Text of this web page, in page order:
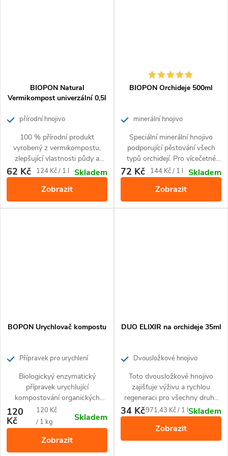
BIOPON Natural
Vermikompost univerzální 0,5l
přírodní hnojivo
100 % přírodní produkt
vyrobený z vermikompostu,
zlepšující vlastnosti půdy a
obohacující půdu o živiny.
Zajišťuje krásný vzhled rostlin.
Je určený pro použití při
pěstování všech druhů
62 Kč
Měrná
124 Kč / 1 l
Skladem
Zobrazit
BIOPON Orchideje 500ml
minerální hnojivo
Speciální minerální hnojivo
podporující pěstování všech
typů orchidejí. Pro vícečetné
kvetení a krásnou barvu listů.
72 Kč
Měrná
144 Kč / 1 l
Skladem
Zobrazit
BOPON Urychlovač kompostu
Přípravek pro urychlení
Biologickyý enzymatický
přípravek urychlující
kompostování organických
zbytků. Zajišťuje rychlé a
optimální kompostování díky
obsaženým mikroorganismům.
Slouží pro přípravu hygienicky
nezávadného kompostu. Obsah
120
Kč
Měrná
cena:
120 Kč
/ 1 kg
Skladem
Zobrazit
DUO ELIXIR na orchideje 35ml
Dvousložkové hnojivo
regeneraci pro všechny druhy
orchidejí.
Toto dvousložkové hnojivo
zajišťuje výživu a rychlou
regeneraci pro všechny druhy
orchidejí. Je ideálním řešením
zvláště pro květiny, které trpí
problémy jako pomalý růst,
nedostatečné kvetení,
34 KčMěrná
971,43 Kč / 1 lSkladem
Zobrazit